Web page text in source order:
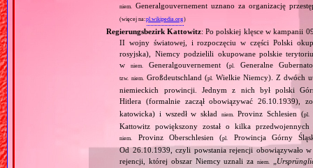
niem. Generalgouvernement uznano za organizację
(więcej na:pl.wikipedia.org)
Regierungsbezirk Kattowitz: Po polskiej klęsce w kampanii
II wojny światowej, i rozpoczęciu w części Polski
rosyjska), Niemcy podzielili okupowane polskie
wniem. Generalgouvernement (pl. Generalne
tzw. niem. Großdeutschland (pl. Wielkie Niemcy). Z dwóch
niemieckich prowincji. Jednym z nich był polski
Hitlera (formalnie zaczął obowiązywać 26.10.1939),
katowicka) i wszedł w skład
niem. Provinz Schlesien (pl.
Kattowitz powiększony został o kilka
niem. Provinz Oberschlesien (pl.
Prowincja Górny
Od 26.10.1939, czyli powstania rejencji obowiązywało
rejencji, której obszar Niemcy uznali za niem.